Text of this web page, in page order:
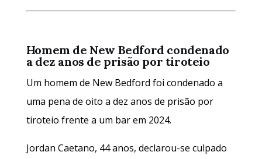
Homem de New Bedford condenado
a dez anos de prisão por tiroteio
Um homem de New Bedford foi condenado a
uma pena de oito a dez anos de prisão por
tiroteio frente a um bar em 2024.
Jordan Caetano, 44 anos, declarou-se culpado